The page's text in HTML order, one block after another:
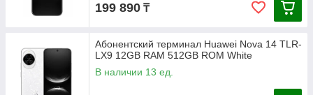
199 890 ₸
Абонентский терминал Huawei Nova 14 TLR-
LX9 12GB RAM 512GB ROM White
В наличии 13 ед.